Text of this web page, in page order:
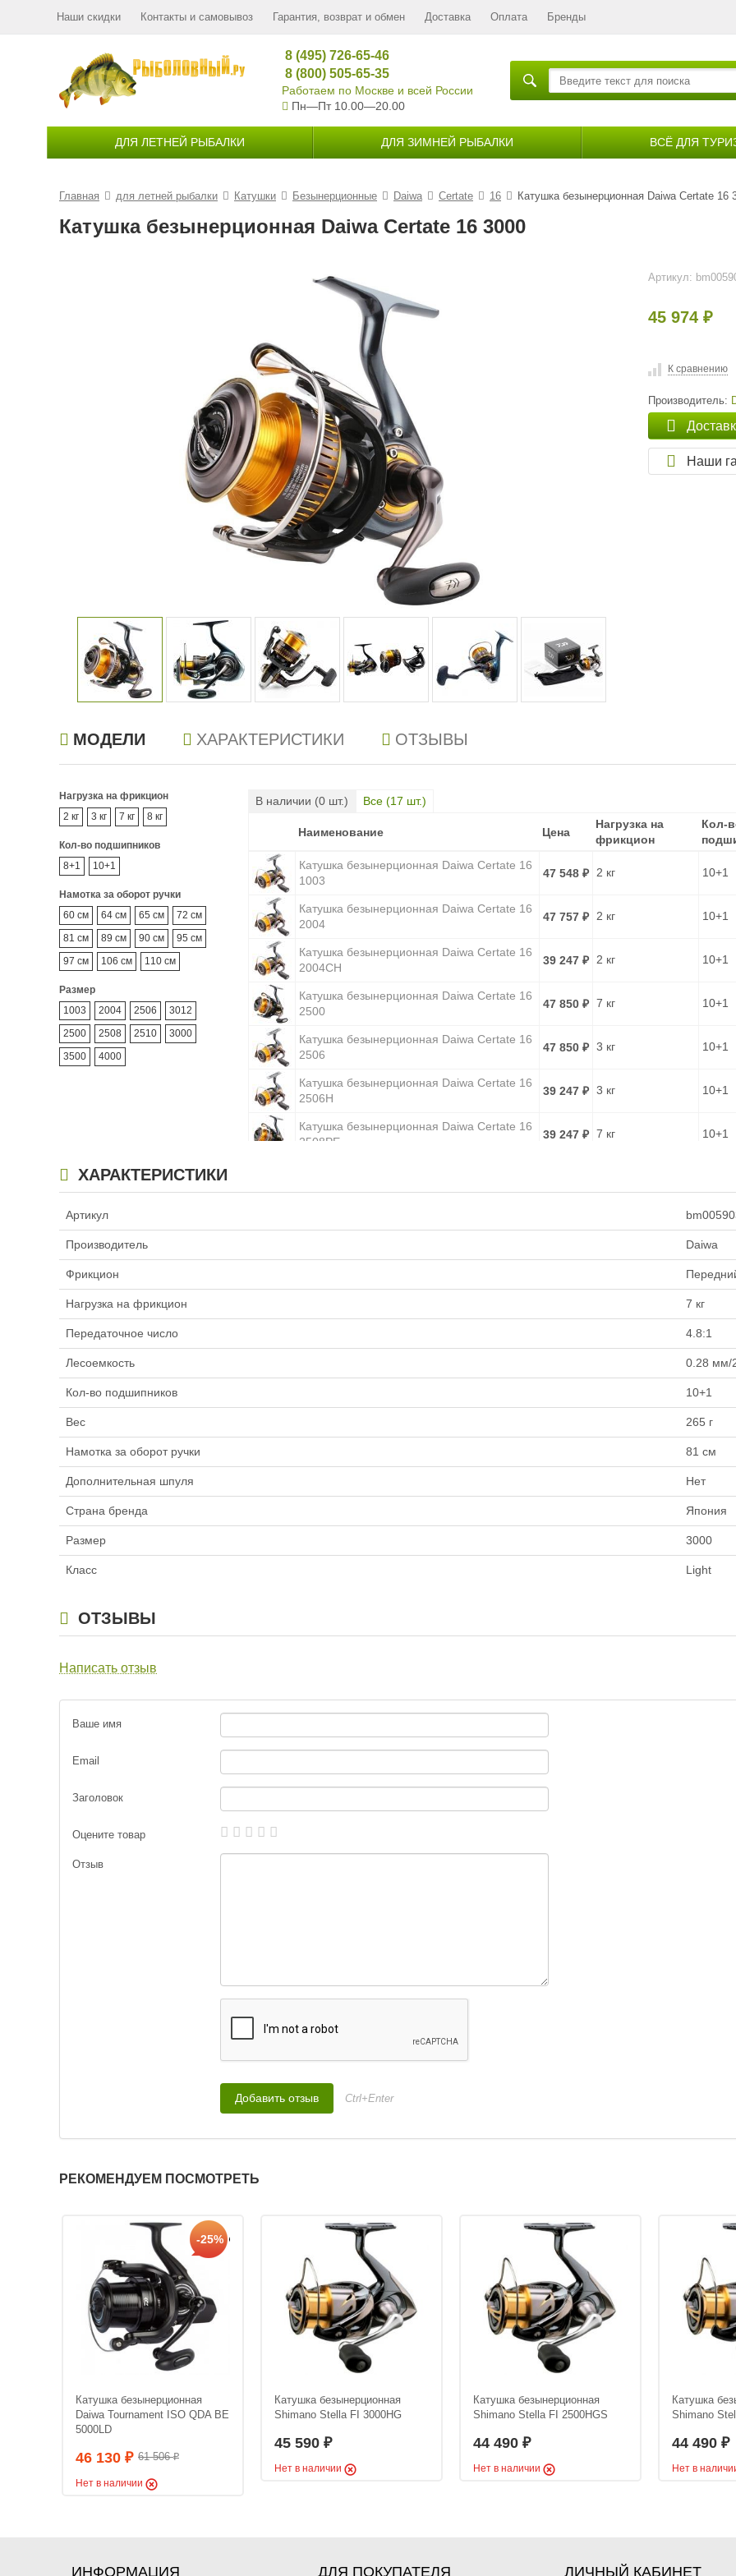
Наши скидки Контакты и самовывоз Гарантия, возврат и обмен Доставка Оплата Бренды
8 (495) 726-65-46
8 (800) 505-65-35
Работаем по Москве и всей России
Пн—Пт 10.00—20.00
ДЛЯ ЛЕТНЕЙ РЫБАЛКИ ДЛЯ ЗИМНЕЙ РЫБАЛКИ ВСЁ ДЛЯ
Главная для летней рыбалки Катушки Безынерционные Daiwa Certate 16 Катушка безынерционная Daiwa Certate 16
Катушка безынерционная Daiwa Certate 16 3000
Артикул:
45 974₽
К сравнению
Производитель:
Наши
МОДЕЛИ ХАРАКТЕРИСТИКИ ОТЗЫВЫ
Нагрузка на фрикцион
2 кг
3 кг 7 кг 8 кг
Кол-во подшипников
8+1
10+1
Намотка за оборот ручки
60 см
64 см 65 см
72 см
81 см
89 см 90 см
95 см
97 см
106 см 110 см
Размер
1003
2004 2506
3012
2500
2508 2510
3000
3500
4000
В наличии (0 шт.) Все (17 шт.)
Наименование Цена
Нагрузка на
фрикцион
Кол-
Наименование Цена
Нагрузка на
фрикцион
Кол-
Катушка безынерционная Daiwa Certate 16
1003
47 548 ₽ 2 кг 10+1
Катушка безынерционная Daiwa Certate 16
2004
47 757 ₽ 2 кг 10+1
Катушка безынерционная Daiwa Certate 16
2004CH
39 247 ₽ 2 кг 10+1
Катушка безынерционная Daiwa Certate 16
2500
47 850 ₽ 7 кг 10+1
Катушка безынерционная Daiwa Certate 16
2506
47 850 ₽ 3 кг 10+1
Катушка безынерционная Daiwa Certate 16
2506H
39 247 ₽ 3 кг 10+1
Катушка безынерционная Daiwa Certate 16
2508PE
39 247 ₽ 7 кг 10+1
2510RPE-H
10+1
Катушка безынерционная Daiwa Certate 16
7 кг 10+1
3012
10+1
41 213 7 кг 10+1
8+1
53 153₽ 8 кг 8+1
8+1
44 071₽ 8 кг 8+1
8+1
ХАРАКТЕРИСТИКИ
Артикул
Производитель Daiwa
Фрикцион
Нагрузка на фрикцион 7 кг
Передаточное число 4.8:1
Лесоемкость 0.28 мм/
Кол-во подшипников 10+1
Вес 265 г
Намотка за оборот ручки 81 см
Дополнительная шпуля Нет
Страна бренда Япония
Размер 3000
Класс Light
ОТЗЫВЫ
Написать отзыв
Ваше имя
Email
Заголовок
Оцените товар
Отзыв
Ctrl+Enter
РЕКОМЕНДУЕМ ПОСМОТРЕТЬ
-25%
Катушка безынерционная
Daiwa Tournament ISO QDA BE
5000LD
46 130 ₽ 61 506₽
Нет в наличии
Катушка безынерционная
Shimano Stella FI 3000HG
45 590 ₽
Нет в наличии
Катушка безынерционная
Shimano Stella FI 2500HGS
44 490 ₽
Нет в наличии
Катушка
Shimano
44 490 ₽
Нет в
ИНФОРМАЦИЯ ДЛЯ ПОКУПАТЕЛЯ ЛИЧНЫЙ КАБИНЕТ